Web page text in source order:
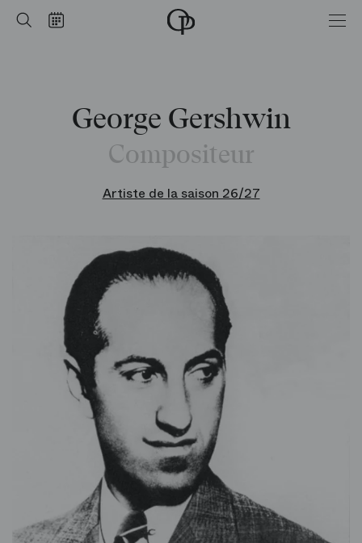
Rechercher
Calendrier Accueil
George Gershwin
Compositeur
Artiste de la saison 26/27